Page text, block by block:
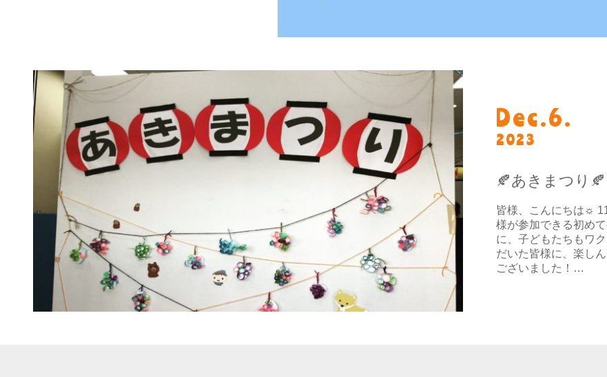
Dec.6.
2023
🍂あきまつり🍂
皆様、こんにちは☼
様が参加できる初め
に、子どもたちもワ
だいた皆様に、楽し
ございました！…